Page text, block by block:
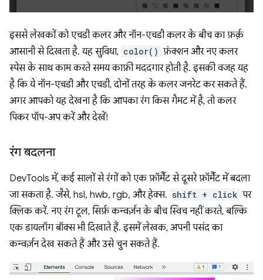
इससे लेखकों को एचडी कलर और नॉन-एचडी कलर के बीच का फ़र्क़
आसानी से दिखता है. यह सुविधा, color() फ़ंक्शन और नए कलर
स्पेस के साथ काम करते समय काफ़ी मददगार होती है. इसकी वजह यह
है कि ये नॉन-एचडी और एचडी, दोनों तरह के कलर जनरेट कर सकते हैं.
अगर आपको यह देखना है कि आपका रंग किस गैमट में है, तो कलर
पिकर पॉप-अप करें और देखें!
रंग बदलना
DevTools में, कई सालों से रंगों को एक फ़ॉर्मैट से दूसरे फ़ॉर्मैट में बदला
जा सकता है. जैसे, hsl, hwb, rgb, और हेक्स. shift + click पर
क्लिक करें. नए रंग टूल, सिर्फ़ कन्वर्ज़न के बीच स्विच नहीं करते, बल्कि
एक डायलॉग बॉक्स भी दिखाते हैं. इसमें लेखक, अपनी पसंद का
कन्वर्ज़न देख सकते हैं और उसे चुन सकते हैं.